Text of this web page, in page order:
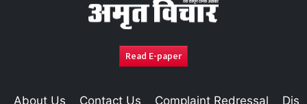
Read E-paper
About Us Contact Us Complaint Redressal